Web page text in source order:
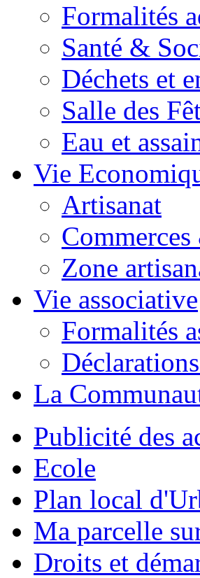
Formalités
Santé &
Déchets et
Salle des
Eau et
Vie
Artisanat
Zone
Vie associative
Formalités
La
Publicité des
Ecole
Plan local
Ma parcelle
Droits et